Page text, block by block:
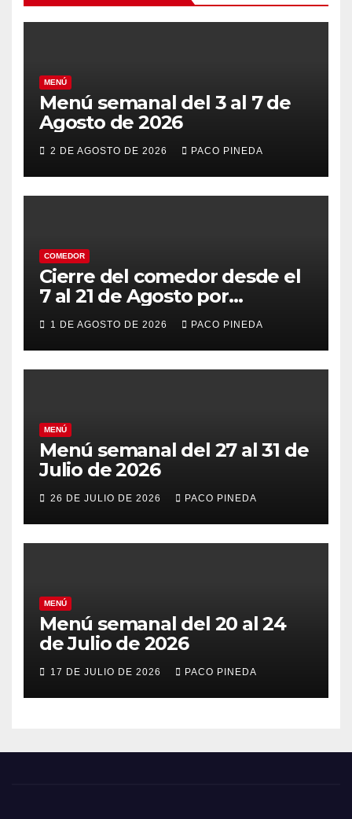
MENÚ
Menú semanal del 3 al 7 de
Agosto de 2026
2 DE AGOSTO DE 2026 PACO PINEDA
COMEDOR
Cierre del comedor desde el
7 al 21 de Agosto por
vacaciones
1 DE AGOSTO DE 2026 PACO PINEDA
MENÚ
Menú semanal del 27 al 31 de
Julio de 2026
26 DE JULIO DE 2026 PACO PINEDA
MENÚ
Menú semanal del 20 al 24
de Julio de 2026
17 DE JULIO DE 2026 PACO PINEDA